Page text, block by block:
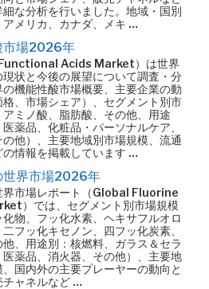
な分析を行いました。地域・国別
アメリカ、カナダ、メキ …
市場2026年
Acids Market）は世界
状と今後の展望について調査・分
機能性酸市場概要、主要企業の動
、市場シェア）、セグメント別市
ミノ酸、脂肪酸、その他、用途
薬品、化粧品・パーソナルケア、
他）、主要地域別市場規模、流通
の情報を掲載しています …
世界市場2026年
界市場レポート（Global Fluorine
）では、セグメント別市場規模
化物、フッ化水素、ヘキサフルオロ
フッ化キセノン、四フッ化炭素、
、用途別：核燃料、ガラス＆セラ
医薬品、消火器、その他）、主要地
国内外の主要プレーヤーの動向と
チャネルなど …